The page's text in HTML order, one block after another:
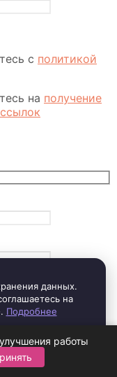
с политикой
на получение
сполитикой
данных.
на
Подробнее
работы